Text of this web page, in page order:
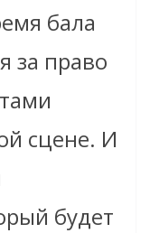
бала
за право
сцене. И
будет